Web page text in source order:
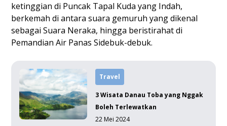
ketinggian di Puncak Tapal Kuda yang Indah,
berkemah di antara suara gemuruh yang dikenal
sebagai Suara Neraka, hingga beristirahat di
Pemandian Air Panas Sidebuk-debuk.
Travel
3 Wisata Danau Toba yang Nggak
Boleh Terlewatkan
22 Mei 2024